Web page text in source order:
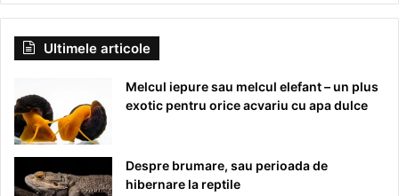
Ultimele articole
Melcul iepure sau melcul elefant – un plus
exotic pentru orice acvariu cu apa dulce
Despre brumare, sau perioada de
hibernare la reptile